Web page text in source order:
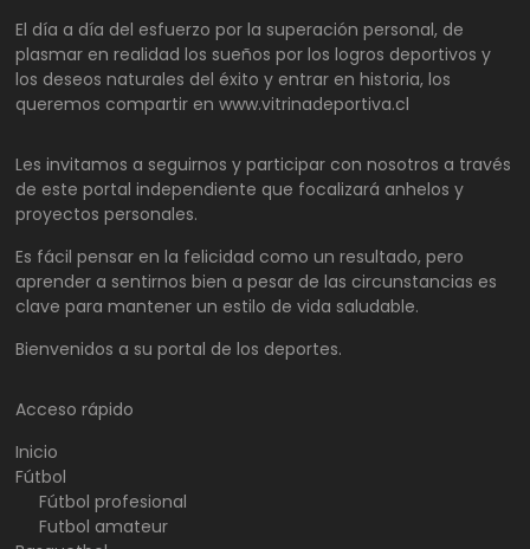
El día a día del esfuerzo por la superación personal, de
plasmar en realidad los sueños por los logros deportivos y
los deseos naturales del éxito y entrar en historia, los
queremos compartir en www.vitrinadeportiva.cl
Les invitamos a seguirnos y participar con nosotros a través
de este portal independiente que focalizará anhelos y
proyectos personales.
Es fácil pensar en la felicidad como un resultado, pero
aprender a sentirnos bien a pesar de las circunstancias es
clave para mantener un estilo de vida saludable.
Bienvenidos a su portal de los deportes.
Acceso rápido
Inicio
Fútbol
Fútbol profesional
Futbol amateur